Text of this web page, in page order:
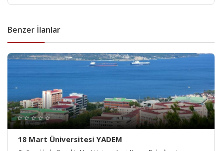
Benzer İlanlar
18 Mart Üniversitesi YADEM